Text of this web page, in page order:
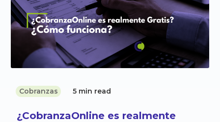
Cobranzas 5 min read
¿CobranzaOnline es realmente